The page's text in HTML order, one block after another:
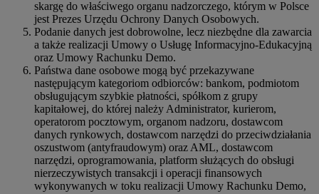
skargę do właściwego organu nadzorczego, którym w Polsce
jest Prezes Urzędu Ochrony Danych Osobowych.
Podanie danych jest dobrowolne, lecz niezbędne dla zawarcia
a także realizacji Umowy o Usługę Informacyjno-Edukacyjną
oraz Umowy Rachunku Demo.
Państwa dane osobowe mogą być przekazywane
następującym kategoriom odbiorców: bankom, podmiotom
obsługującym szybkie płatności, spółkom z grupy
kapitałowej, do której należy Administrator, kurierom,
operatorom pocztowym, organom nadzoru, dostawcom
danych rynkowych, dostawcom narzędzi do przeciwdziałania
oszustwom (antyfraudowym) oraz AML, dostawcom
narzędzi, oprogramowania, platform służących do obsługi
nierzeczywistych transakcji i operacji finansowych
wykonywanych w toku realizacji Umowy Rachunku Demo,